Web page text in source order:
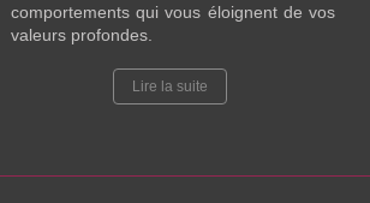
comportements qui vous éloignent de vos
valeurs profondes.
Lire la suite